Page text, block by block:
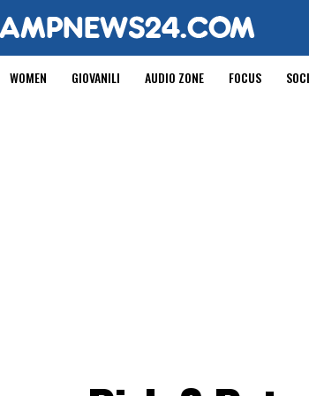
WOMEN GIOVANILI AUDIO ZONE FOCUS